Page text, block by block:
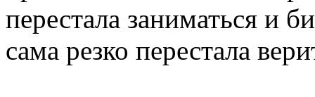
перестала заниматься и
сама резко перестала